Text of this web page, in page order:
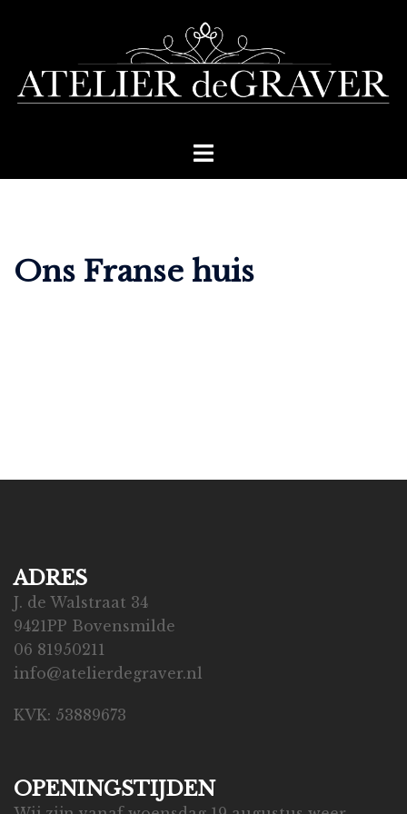
Toggle
Ons Franse huis
ADRES
J. de Walstraat 34
9421PP Bovensmilde
06 81950211
info@atelierdegraver.nl
KVK: 53889673
OPENINGSTIJDEN